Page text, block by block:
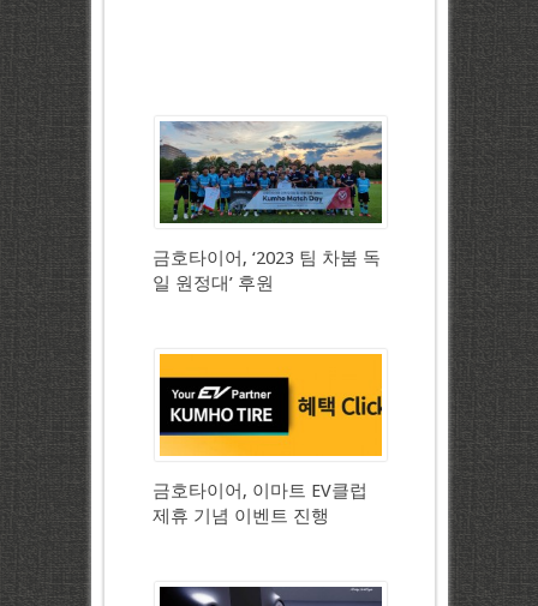
금호타이어, ‘2023 팀 차붐 독
일 원정대’ 후원
금호타이어, 이마트 EV클럽
제휴 기념 이벤트 진행